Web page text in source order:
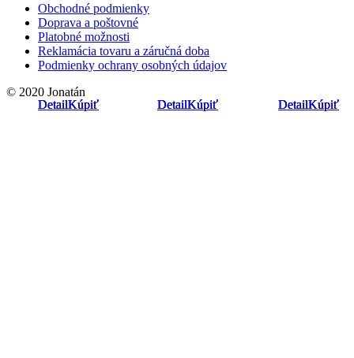
DetailKúpiť DetailKúpiť DetailKúpiť
DetailKúpiť DetailKúpiť DetailKúpiť
DetailKúpiť DetailKúpiť DetailKúpiť
Obchodné podmienky
Doprava a poštovné
Platobné možnosti
Reklamácia tovaru a záručná doba
Podmienky ochrany osobných údajov
© 2020 Jonatán